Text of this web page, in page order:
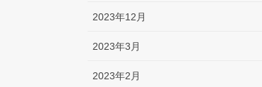
2023年12月
2023年3月
2023年2月